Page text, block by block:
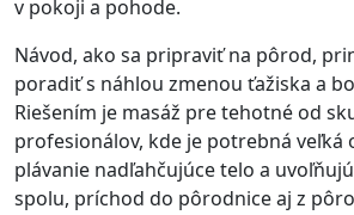
v pokoji a pohode.
Návod, ako sa pripraviť na pôrod,
poradiť s náhlou zmenou ťažiska a
Riešením je masáž pre tehotné od
profesionálov, kde je potrebná veľká
plávanie nadľahčujúce telo a
spolu, príchod do pôrodnice aj z